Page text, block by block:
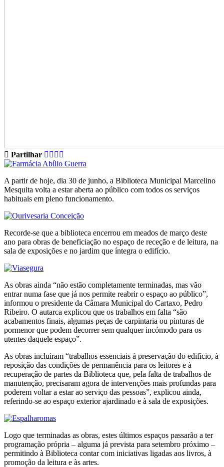
Partilhar
A partir de hoje, dia 30 de junho, a Biblioteca Municipal Marcelino
Mesquita volta a estar aberta ao público com todos os serviços
habituais em pleno funcionamento.
Recorde-se que a biblioteca encerrou em meados de março deste
ano para obras de beneficiação no espaço de receção e de leitura, na
sala de exposições e no jardim que íntegra o edifício.
As obras ainda “não estão completamente terminadas, mas vão
entrar numa fase que já nos permite reabrir o espaço ao público”,
informou o presidente da Câmara Municipal do Cartaxo, Pedro
Ribeiro. O autarca explicou que os trabalhos em falta “são
acabamentos finais, algumas peças de carpintaria ou pinturas de
pormenor que podem decorrer sem qualquer incómodo para os
utentes daquele espaço”.
As obras incluíram “trabalhos essenciais à preservação do edifício, à
reposição das condições de permanência para os leitores e à
recuperação de partes da Biblioteca que, pela falta de trabalhos de
manutenção, precisaram agora de intervenções mais profundas para
poderem voltar a estar ao serviço das pessoas”, explicou ainda,
referindo-se ao espaço exterior ajardinado e à sala de exposições.
Logo que terminadas as obras, estes últimos espaços passarão a ter
programação própria – alguma já prevista para setembro próximo –
permitindo à Biblioteca contar com iniciativas ligadas aos livros, à
promoção da leitura e às artes.